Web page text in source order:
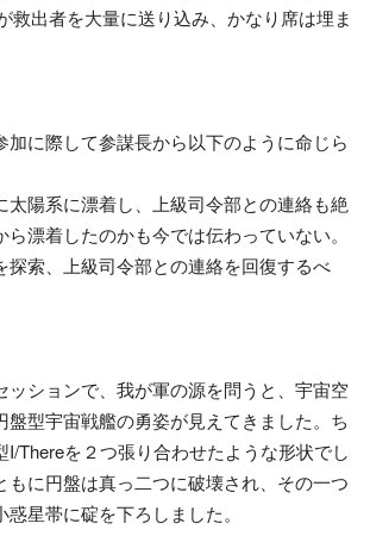
救出者を大量に送り込み、かなり席は埋ま
に際して参謀長から以下のように命じら
太陽系に漂着し、上級司令部との連絡も絶
漂着したのかも今では伝わっていない。
探索、上級司令部との連絡を回復するべ
ッションで、我が軍の源を問うと、宇宙空
盤型宇宙戦艦の勇姿が見えてきました。ち
I/Thereを２つ張り合わせたような形状でし
もに円盤は真っ二つに破壊され、その一つ
星帯に碇を下ろしました。